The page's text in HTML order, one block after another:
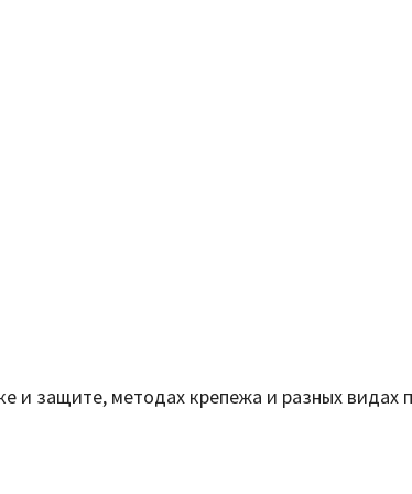
и защите, методах крепежа и разных видах